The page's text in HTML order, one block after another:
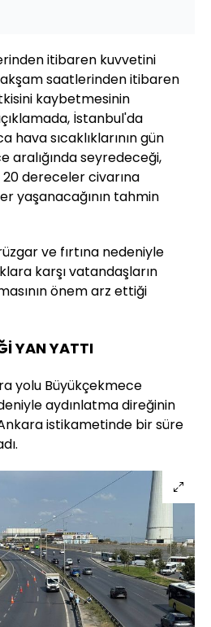
itibaren kuvvetini
saatlerinden itibaren
kaybetmesinin
İstanbul'da
sıcaklıklarının gün
aralığında seyredeceği,
dereceler civarına
yaşanacağının tahmin
ve fırtına nedeniyle
karşı vatandaşların
önem arz ettiği
YAN YATTI
yolu Büyükçekmece
aydınlatma direğinin
istikametinde bir süre